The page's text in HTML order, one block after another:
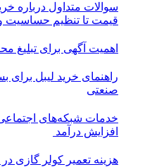
سوالات متداول درباره
قیمت تا تنظیم حساسیت
اهمیت آگهی برای تبلیغ
راهنمای خرید لیبل برای
صنعتی
افزایش درآمد
هزینه تعمیر کولر گازی در